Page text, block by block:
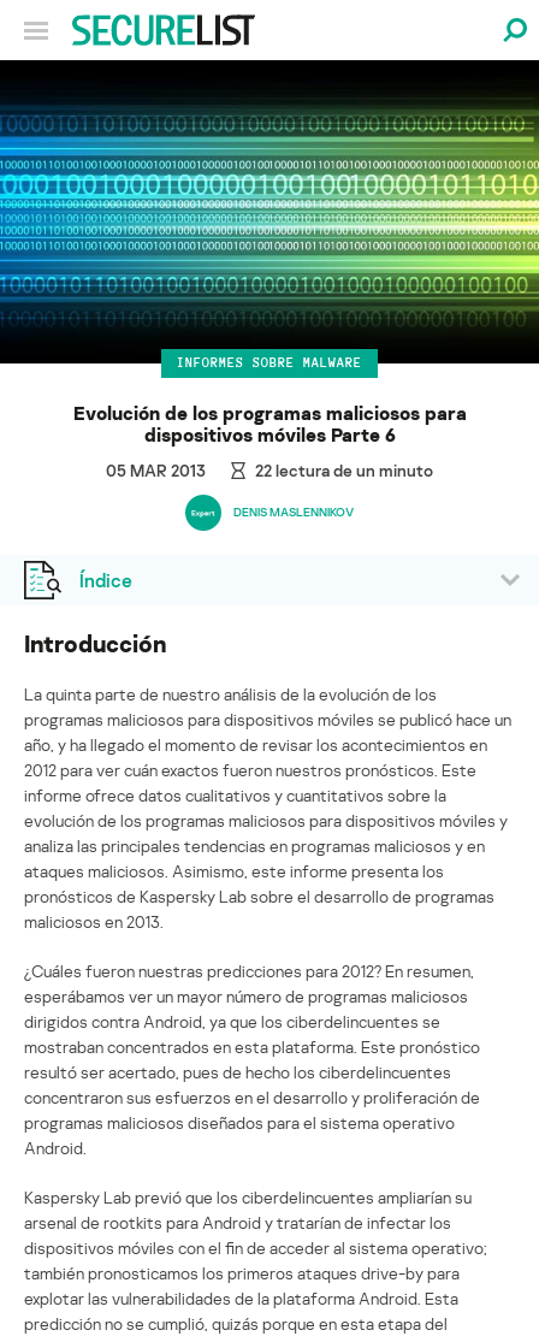
INFORMES SOBRE MALWARE
Evolución de los programas maliciosos para
dispositivos móviles Parte 6
05 MAR 2013 22lectura de un minuto
DENIS MASLENNIKOV
Índice
Introducción
La quinta parte de nuestro análisis de la evolución de los
programas maliciosos para dispositivos móviles se publicó hace un
año, y ha llegado el momento de revisar los acontecimientos en
2012 para ver cuán exactos fueron nuestros pronósticos. Este
informe ofrece datos cualitativos y cuantitativos sobre la
evolución de los programas maliciosos para dispositivos móviles y
analiza las principales tendencias en programas maliciosos y en
ataques maliciosos. Asimismo, este informe presenta los
pronósticos de Kaspersky Lab sobre el desarrollo de programas
maliciosos en 2013.
¿Cuáles fueron nuestras predicciones para 2012? En resumen,
esperábamos ver un mayor número de programas maliciosos
dirigidos contra Android, ya que los ciberdelincuentes se
mostraban concentrados en esta plataforma. Este pronóstico
resultó ser acertado, pues de hecho los ciberdelincuentes
concentraron sus esfuerzos en el desarrollo y proliferación de
programas maliciosos diseñados para el sistema operativo
Android.
Kaspersky Lab previó que los ciberdelincuentes ampliarían su
arsenal de rootkits para Android y tratarían de infectar los
dispositivos móviles con el fin de acceder al sistema operativo;
también pronosticamos los primeros ataques drive-by para
explotar las vulnerabilidades de la plataforma Android. Esta
predicción no se cumplió, quizás porque en esta etapa del